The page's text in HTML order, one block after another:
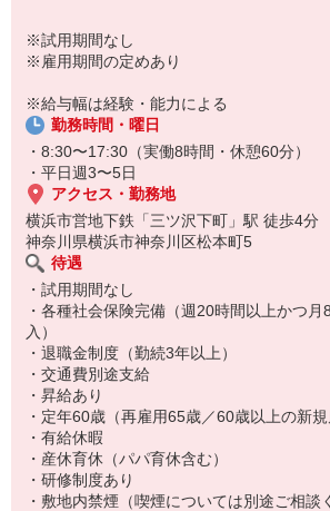
※試用期間なし
※雇用期間の定めあり
※給与幅は経験・能力による
勤務時間・曜日
・8:30〜17:30（実働8時間・休憩60分）
・平日週3〜5日
アクセス・勤務地
横浜市営地下鉄「三ツ沢下町」駅 徒歩4分
神奈川県横浜市神奈川区松本町5
待遇
・試用期間なし
・各種社会保険完備（週20時間以上かつ
入）
・退職金制度（勤続3年以上）
・交通費別途支給
・昇給あり
・定年60歳（再雇用65歳／60歳以上の新規
・有給休暇
・産休育休（パパ育休含む）
・研修制度あり
・敷地内禁煙（喫煙については別途ご相談